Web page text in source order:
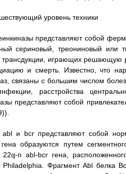
уровень техники
представляют собой
сериновый, треониновый или
трансдукции, играющих решающую
и смерть. Известно, что
связаны с большим числом
расстройства
представляют собой
abl и bcr представляют собой
гена образуются путем
n abl-bcr гена,
Фрагмент Abl белка